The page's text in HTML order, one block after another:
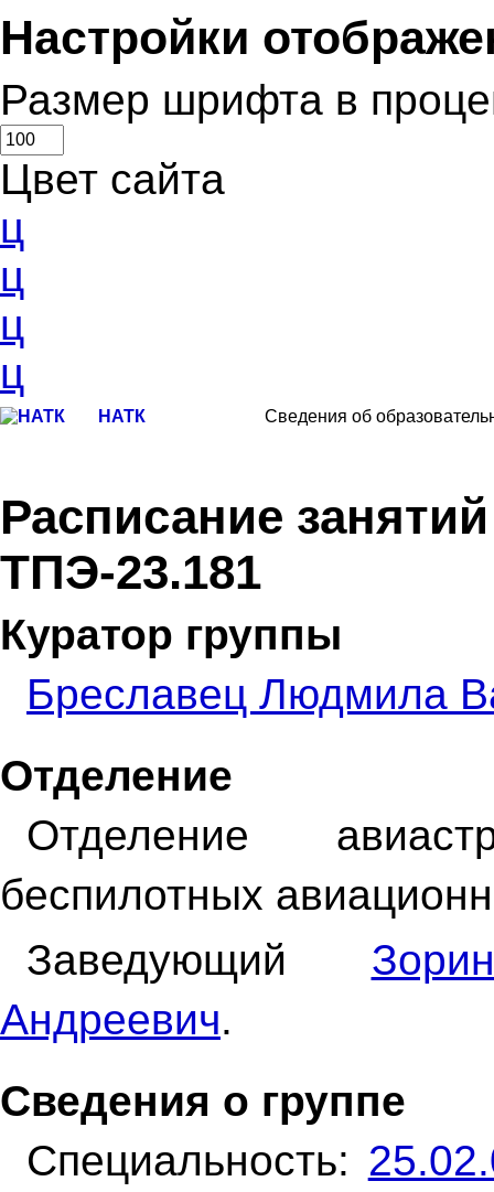
Настройки
Размер шрифта в
Цвет сайта
ц
ц
ц
ц
НАТК Сведения об
Расписание
ТПЭ-23.181
Куратор группы
Бреславец Людмила
Отделение
Отделение
беспилотных
Заведующий
Андреевич.
Сведения о группе
Специальность: